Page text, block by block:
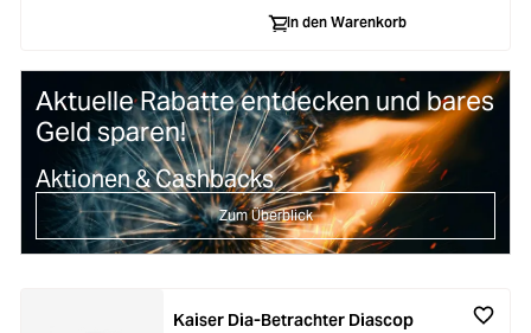
In den Warenkorb
Aktuelle Rabatte entdecken und bares
Geld sparen!
Aktionen & Cashbacks
Zum Überblick
Kaiser Dia-Betrachter Diascop